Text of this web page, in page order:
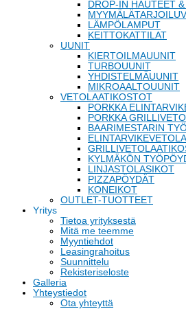
DROP-IN HAUTEET
LÄMPÖLAMPUT
KEITTOKATTILAT
UUNIT
KIERTOILMAUUNIT
TURBOUUNIT
YHDISTELMÄUUNIT
MIKROAALTOUUNIT
VETOLAATIKOSTOT
PORKKA
PORKKA
BAARIMESTARIN
KYLMÄKÖN
LINJASTOLASIKOT
PIZZAPÖYDÄT
KONEIKOT
OUTLET-TUOTTEET
Yritys
Tietoa yrityksestä
Mitä me teemme
Myyntiehdot
Leasingrahoitus
Suunnittelu
Rekisteriseloste
Galleria
Yhteystiedot
Ota yhteyttä